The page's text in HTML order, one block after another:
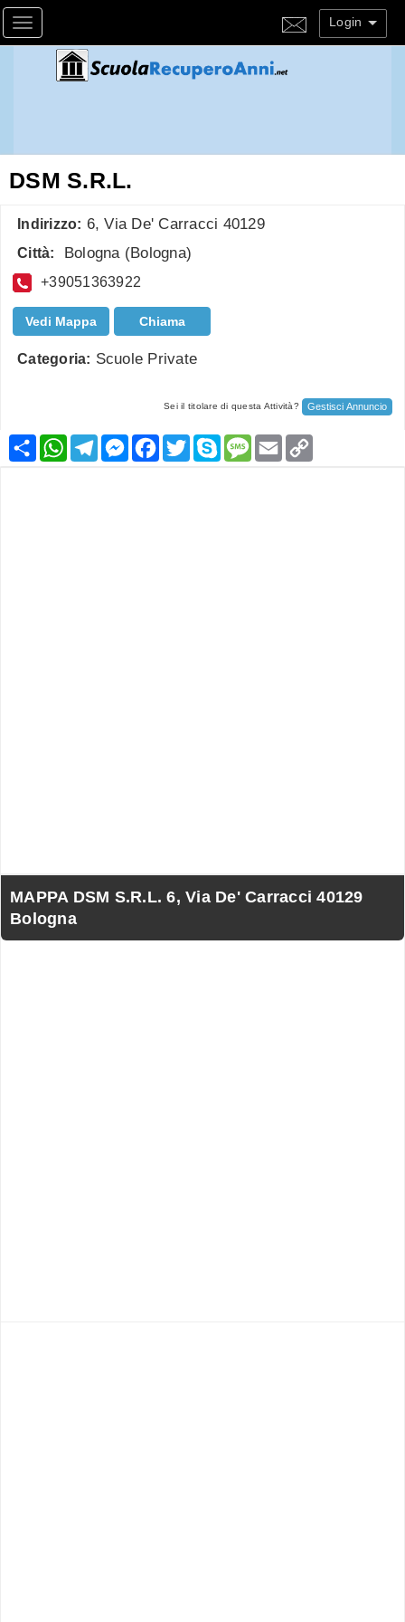
Toggle navigation Login
DSM S.R.L.
Indirizzo: 6, Via De' Carracci 40129
Città: Bologna (Bologna)
+39051363922
Vedi Mappa Chiama
Categoria: Scuole Private
Sei il titolare di questa Attività? Gestisci Annuncio
CondividiWhatsApp
TelegramMessenger
Facebook
TwitterSkypeMessage
Email
MAPPA DSM S.R.L. 6, Via De' Carracci 40129
Bologna